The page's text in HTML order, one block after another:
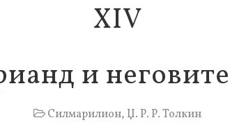
XIV
и
Силмарилион, Џ. Р. Р. Толкин